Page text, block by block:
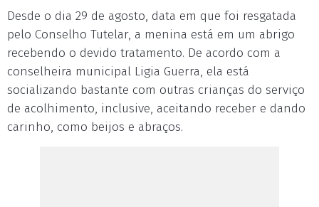
Desde o dia 29 de agosto, data em que foi resgatada
pelo Conselho Tutelar, a menina está em um abrigo
recebendo o devido tratamento. De acordo com a
conselheira municipal Ligia Guerra, ela está
socializando bastante com outras crianças do serviço
de acolhimento, inclusive, aceitando receber e dando
carinho, como beijos e abraços.